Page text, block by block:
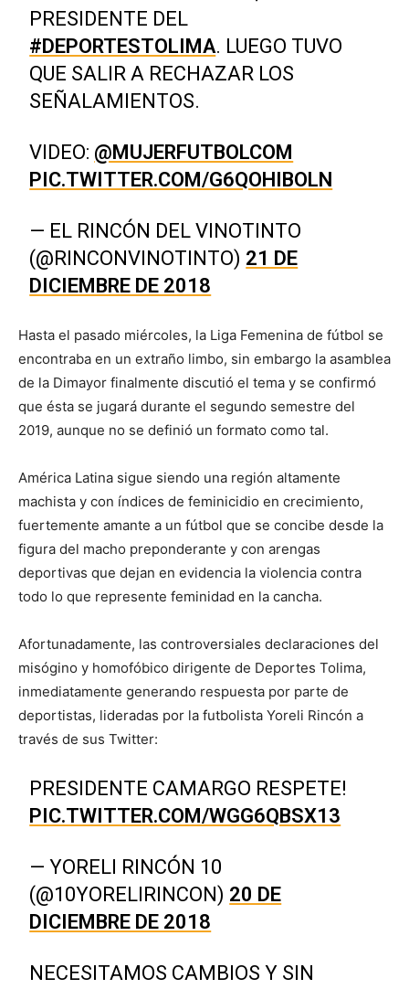
PRESIDENTE DEL
#DEPORTESTOLIMA. LUEGO TUVO
QUE SALIR A RECHAZAR LOS
SEÑALAMIENTOS.
VIDEO: @MUJERFUTBOLCOM
PIC.TWITTER.COM/G6QOHIBOLN
— EL RINCÓN DEL VINOTINTO
(@RINCONVINOTINTO) 21 DE
DICIEMBRE DE 2018
Hasta el pasado miércoles, la Liga Femenina de fútbol se
encontraba en un extraño limbo, sin embargo la asamblea
de la Dimayor finalmente discutió el tema y se confirmó
que ésta se jugará durante el segundo semestre del
2019, aunque no se definió un formato como tal.
América Latina sigue siendo una región altamente
machista y con índices de feminicidio en crecimiento,
fuertemente amante a un fútbol que se concibe desde la
figura del macho preponderante y con arengas
deportivas que dejan en evidencia la violencia contra
todo lo que represente feminidad en la cancha.
Afortunadamente, las controversiales declaraciones del
misógino y homofóbico dirigente de Deportes Tolima,
inmediatamente generando respuesta por parte de
deportistas, lideradas por la futbolista Yoreli Rincón a
través de sus Twitter:
PRESIDENTE CAMARGO RESPETE!
PIC.TWITTER.COM/WGG6QBSX13
— YORELI RINCÓN 10
(@10YORELIRINCON) 20 DE
DICIEMBRE DE 2018
NECESITAMOS CAMBIOS Y SIN